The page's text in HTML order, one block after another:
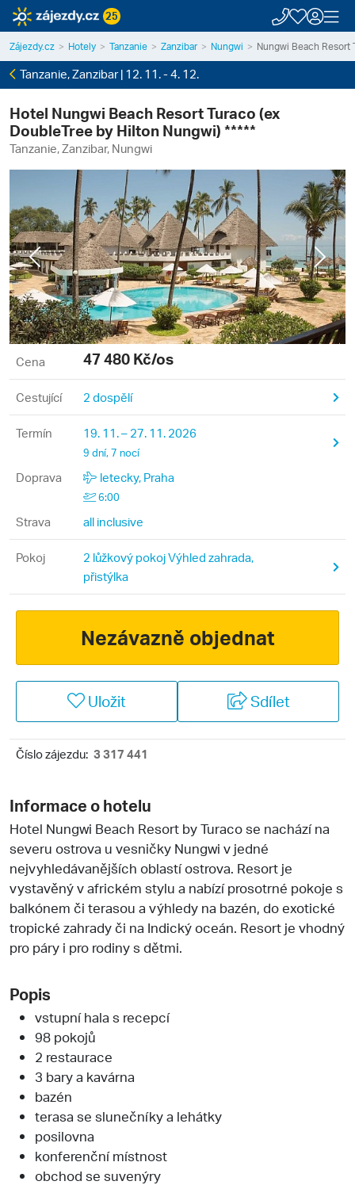
25
Zájezdy.cz Hotely Tanzanie Zanzibar Nungwi Nungwi Beach Resort
Tanzanie, Zanzibar | 12. 11. - 4. 12.
Hotel Nungwi Beach Resort Turaco (ex
DoubleTree by Hilton Nungwi) *****
Tanzanie, Zanzibar, Nungwi
Previous Next
Cena 47 480 Kč/os
Cestující 2 dospělí
Termín 19. 11. – 27. 11. 2026
9 dní, 7 nocí
Doprava letecky, Praha
6:00
Strava all inclusive
Pokoj
2 lůžkový pokoj Výhled zahrada,
přistýlka
Nezávazně objednat
Uložit Sdílet
Číslo zájezdu: 3 317 441
Informace o hotelu
Hotel Nungwi Beach Resort by Turaco se nachází na
severu ostrova u vesničky Nungwi v jedné
nejvyhledávanějších oblastí ostrova. Resort je
vystavěný v africkém stylu a nabízí prosotrné pokoje s
balkónem či terasou a výhledy na bazén, do exotické
tropické zahrady či na Indický oceán. Resort je vhodný
pro páry i pro rodiny s dětmi.
Popis
vstupní hala s recepcí
98 pokojů
2 restaurace
3 bary a kavárna
bazén
terasa se slunečníky a lehátky
posilovna
konferenční místnost
obchod se suvenýry